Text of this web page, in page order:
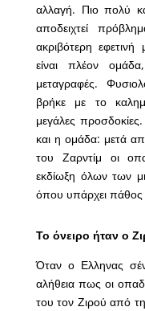
αλλαγή. Πιο πολύ
αποδειχτεί
ακριβότερη
είναι πλέον
μεταγραφές.
βρήκε με το
μεγάλες
και η ομάδα: μετά
του Ζαρντίμ οι
εκδίωξη όλων των
όπου υπάρχει πάθος
Το όνειρο ήταν ο
Όταν ο Ελληνας
αλήθεια πως οι
του τον Ζιρού από